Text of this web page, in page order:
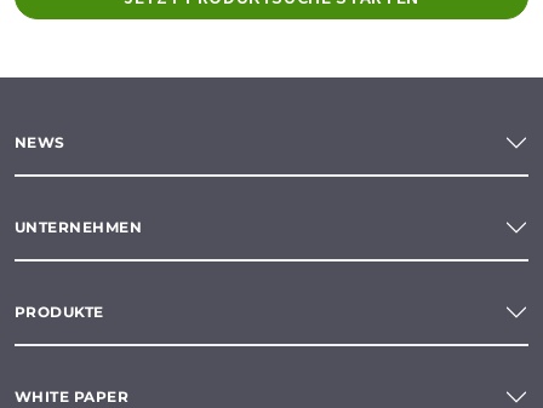
NEWS
UNTERNEHMEN
PRODUKTE
WHITE PAPER